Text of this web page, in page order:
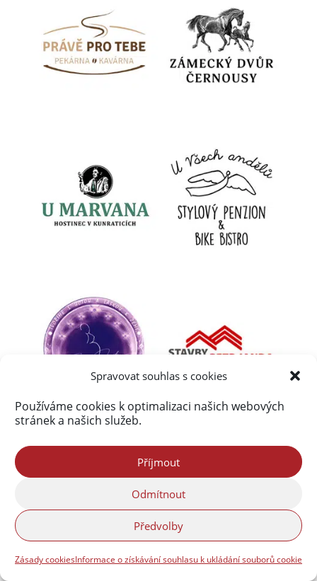
Spravovat souhlas s cookies
Používáme cookies k optimalizaci našich webových
stránek a našich služeb.
Příjmout
Odmítnout
Předvolby
Zásady cookiesInformace o získávání souhlasu k ukládání souborů cookie